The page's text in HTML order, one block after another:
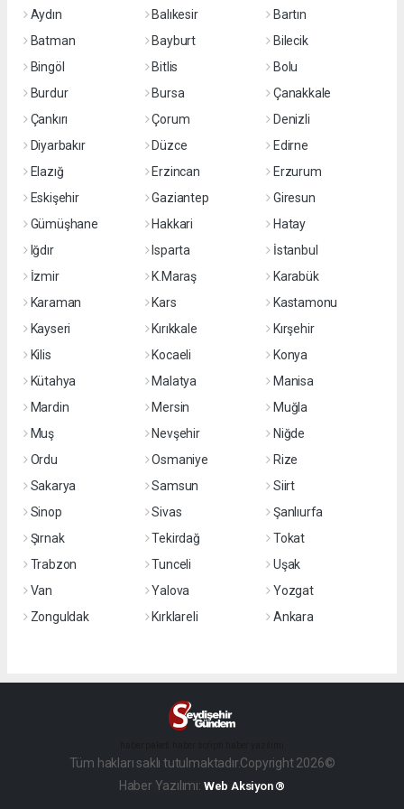
Aydın
Balıkesir
Bartın
Batman
Bayburt
Bilecik
Bingöl
Bitlis
Bolu
Burdur
Bursa
Çanakkale
Çankırı
Çorum
Denizli
Diyarbakır
Düzce
Edirne
Elazığ
Erzincan
Erzurum
Eskişehir
Gaziantep
Giresun
Gümüşhane
Hakkari
Hatay
Iğdır
Isparta
İstanbul
İzmir
K.Maraş
Karabük
Karaman
Kars
Kastamonu
Kayseri
Kırıkkale
Kırşehir
Kilis
Kocaeli
Konya
Kütahya
Malatya
Manisa
Mardin
Mersin
Muğla
Muş
Nevşehir
Niğde
Ordu
Osmaniye
Rize
Sakarya
Samsun
Siirt
Sinop
Sivas
Şanlıurfa
Şırnak
Tekirdağ
Tokat
Trabzon
Tunceli
Uşak
Van
Yalova
Yozgat
Zonguldak
Kırklareli Ankara
Tüm hakları saklı tutulmaktadır.Copyright 2026©
Haber Yazılımı: Web Aksiyon ®